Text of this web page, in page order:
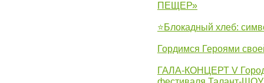
ПЕЩЕР»
⭐Блокадный хлеб:
Гордимся Героями
ГАЛА-КОНЦЕРТ V